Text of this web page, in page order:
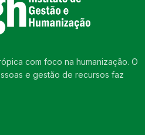
com foco na humanização. O
e gestão de recursos faz